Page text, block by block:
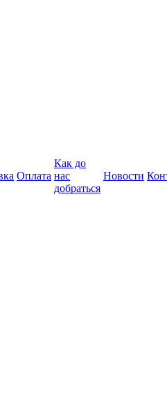
Оплата
Как до
нас
добраться
Новости